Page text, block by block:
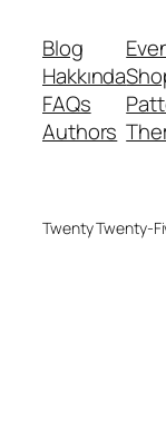
Blog
Hakkında
FAQs
Authors
Twenty Twenty-